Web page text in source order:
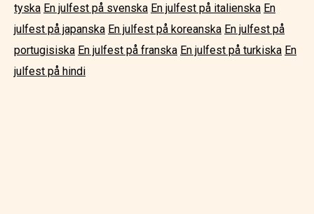
tyska En julfest på svenska En julfest på italienska En
julfest på japanska En julfest på koreanska En julfest på
portugisiska En julfest på franska En julfest på turkiska En
julfest på hindi